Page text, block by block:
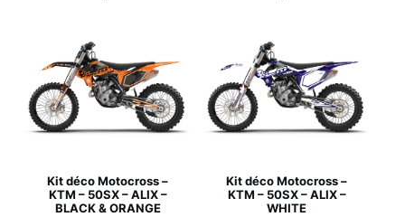
Kit déco Motocross –
KTM – 50SX – ALIX –
BLACK & ORANGE
Kit déco Motocross –
KTM – 50SX – ALIX –
WHITE